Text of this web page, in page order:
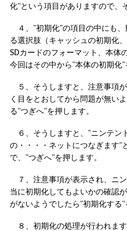
化”という項目がありますので、
４、”初期化”の項目の中にも
る選択肢（キャッシュの初期化
SDカードのフォーマット、本体
今回はその中から”本体の初期化”
５、そうしますと、注意事項
く目をとおしてから問題が無い
る”つぎへ”を押します。
６、そうしますと、”ニンテン
の・・・・ネットにつなぎます”
で、”つぎへ”を押します。
７、注意事項が表示され、ニ
当に初期化してもよいかの確認
がないようでしたら”初期化する”
８、初期化の処理が行われま